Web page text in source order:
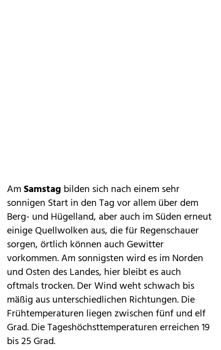
AmSamstag bilden sich nach einem sehr
sonnigen Start in den Tag vor allem über dem
Berg- und Hügelland, aber auch im Süden erneut
einige Quellwolken aus, die für Regenschauer
sorgen, örtlich können auch Gewitter
vorkommen. Am sonnigsten wird es im Norden
und Osten des Landes, hier bleibt es auch
oftmals trocken. Der Wind weht schwach bis
mäßig aus unterschiedlichen Richtungen. Die
Frühtemperaturen liegen zwischen fünf und elf
Grad. Die Tageshöchsttemperaturen erreichen 19
bis 25 Grad.